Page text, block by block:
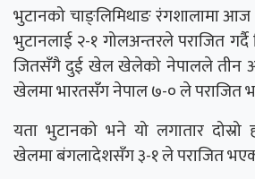
भुटानको चाङ्लिमिथाङ रंगशालामा
भुटानलाई २-१ गोलअन्तरले पराजित
जितसँगै दुई खेल खेलेको नेपालले तीन
खेलमा भारतसँग नेपाल ७-० ले पराजित
यता भुटानको भने यो लगातार दोस्रो
खेलमा बंगलादेशसँग ३-१ ले पराजित